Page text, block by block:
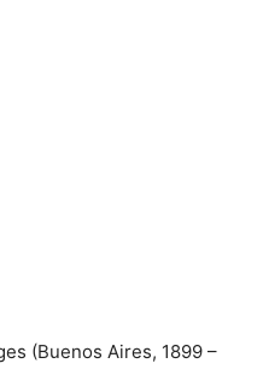
(Buenos Aires, 1899 –